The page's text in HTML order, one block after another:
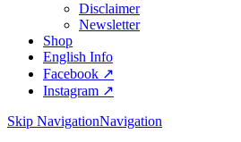
Disclaimer
Newsletter
Shop
English Info
Facebook ↗︎
Instagram ↗︎
Skip NavigationNavigation